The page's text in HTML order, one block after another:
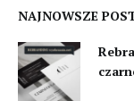
NAJNOWSZE